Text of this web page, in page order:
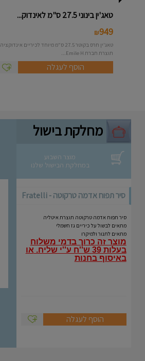
טאג'ין בינוני 27.5 ס"מ לאינדוק...
949
₪
טאג'ין חרס בקוטר 27.5 ס"מ מיוחד לכיריים אינדוקציה
תוצרת חברת Emile H...
הוסף לעגלה
מחלקת בישול
מוצר השבוע
במחלקת הבישול שלנו
סיר תפוח אדמה טרקוטה - Fratelli
סיר תפוח אדמה טרקוטה תוצרת איטליה
מתאים לבשול על כיריים גז חשמלי
מתאים לתנור ולמיקרו
מוצר זה כרוך בדמי משלוח
בעלות 39 ש''ח ע''י שליח.
או
באיסוף בחנות
הוסף לעגלה